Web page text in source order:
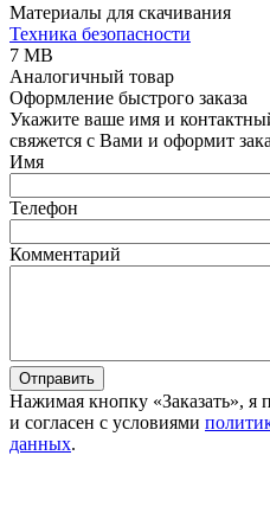
Материалы для скачивания
Техника безопасности
7 MB
Аналогичный товар
Оформление быстрого заказа
Укажите ваше имя и
свяжется с Вами и оформит
Имя
Телефон
Комментарий
Отправить
Нажимая кнопку «Заказать», я
и согласен с условиями
данных.